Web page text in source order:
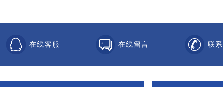
在线客服 在线留言 联